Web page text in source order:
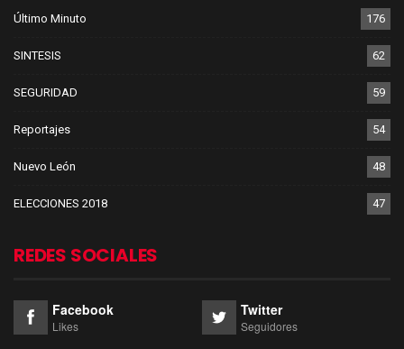
Último Minuto 176
SINTESIS 62
SEGURIDAD 59
Reportajes 54
Nuevo León 48
ELECCIONES 2018 47
REDES SOCIALES
Facebook
Likes
Twitter
Seguidores